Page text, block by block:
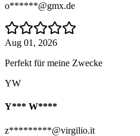
o******@gmx.de
Aug 01, 2026
Perfekt für meine Zwecke
YW
Y*** W****
z*********@virgilio.it